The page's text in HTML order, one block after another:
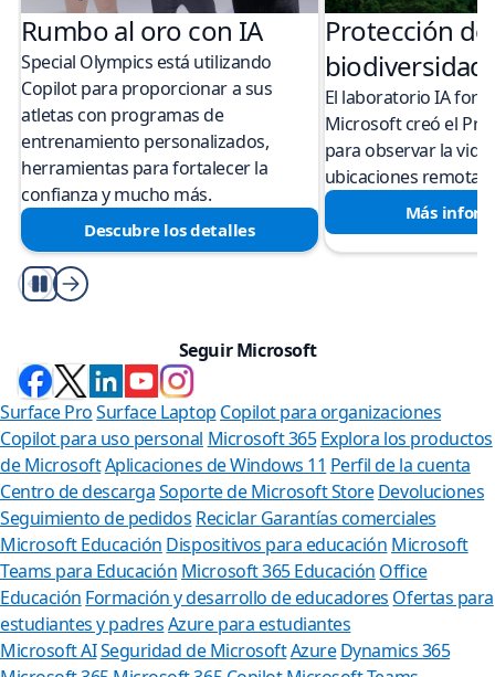
Rumbo al oro con IA
Special Olympics está utilizando
Copilot para proporcionar a sus
atletas con programas de
entrenamiento personalizados,
herramientas para fortalecer la
confianza y mucho más.
Descubre los detalles
Protección
biodiversidad
El laboratorio IA for
Microsoft creó el
para observar la vida
ubicaciones remotas.
Más
Reproducir/Pausa
Seguir Microsoft
Surface ProSurface Laptop Copilot para organizaciones
Copilot para uso personal Microsoft 365 Explora los productos
de MicrosoftAplicaciones de Windows 11 Perfil de la cuenta
Centro de descargaSoporte de Microsoft Store Devoluciones
Seguimiento de pedidos ReciclarGarantías comerciales
Microsoft Educación Dispositivos para educación Microsoft
Teams para Educación Microsoft 365 Educación Office
Educación Formación y desarrollo de educadores Ofertas para
estudiantes y padresAzure para estudiantes
Microsoft AISeguridad de MicrosoftAzure Dynamics 365